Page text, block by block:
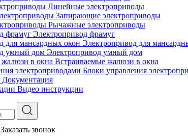
Линейные электроприводы
Запирающие электроприводы
Рычажные электроприводы
Электропривод фрамуг
Электропривод для
Электропривод умный дом
Встраиваемые жалюзи в окна
Блоки управления
Документация
Видео инструкции
Заказать звонок